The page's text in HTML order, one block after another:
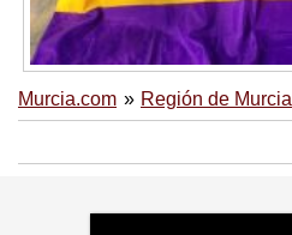
Murcia.com Región de Murcia